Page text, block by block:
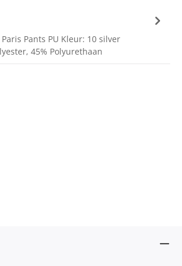
Paris Pants PU Kleur: 10 silver
45% Polyurethaan